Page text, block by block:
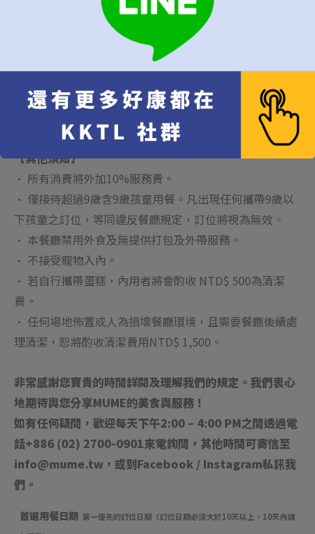
• 葡萄酒、清酒等釀造酒(750ml): NTD$1,000 /瓶
• 香檳、氣泡、烈酒、及蒸餾酒(750ml): NTD$1,500 /
瓶。
*任何酒類容量每增加500ml則另加收 NTD$1,000。
【其他須知】
• 所有消費將外加10%服務費。
• 僅接待超過9歲含9歲孩童用餐。凡出現任何攜帶9歲以
下孩童之訂位，等同違反餐廳規定，訂位將視為無效。
• 本餐廳禁用外食及無提供打包及外帶服務。
• 不接受寵物入內。
• 若自行攜帶蛋糕，內用者將會酌收 NTD$ 500為清潔
費。
• 任何場地佈置或人為損壞餐廳環境，且需要餐廳後續處
理清潔，恕將酌收清潔費用NTD$ 1,500。
非常感謝您寶貴的時間詳閱及理解我們的規定。我們衷心
地期待與您分享MUME的美食與服務！
如有任何疑問，歡迎每天下午2:00 – 4:00 PM之間透過電
話+886 (02) 2700-0901來電詢問，其他時間可寄信至
info@mume.tw，或到Facebook / Instagram私訊我
們。
首選用餐日期 第一優先的訂位日期（訂位日期必須大於10天以上，10天內請